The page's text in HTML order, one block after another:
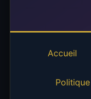
Accueil